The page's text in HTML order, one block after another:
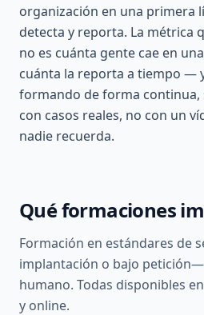
organización en una primera
detecta y reporta. La métrica
no es cuánta gente cae en
cuánta la reporta a tiempo —
formando de forma
con casos reales, no con un
nadie recuerda.
Qué formaciones
Formación en estándares de
implantación o bajo
humano. Todas disponibles
y online.